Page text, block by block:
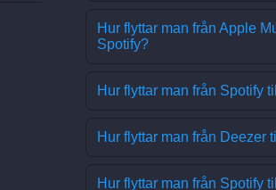
Hur flyttar man från Apple
Spotify?
Hur flyttar man från Spotify
Hur flyttar man från Deezer
Hur flyttar man från Spotify